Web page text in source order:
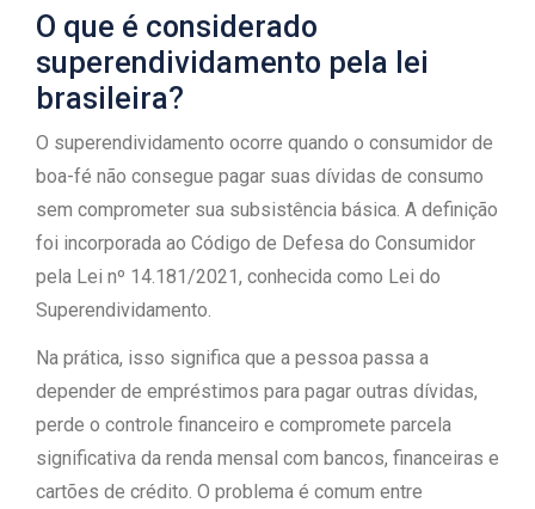
O que é considerado
superendividamento pela lei
brasileira?
O superendividamento ocorre quando o consumidor de
boa-fé não consegue pagar suas dívidas de consumo
sem comprometer sua subsistência básica. A definição
foi incorporada ao Código de Defesa do Consumidor
pela Lei nº 14.181/2021, conhecida como Lei do
Superendividamento.
Na prática, isso significa que a pessoa passa a
depender de empréstimos para pagar outras dívidas,
perde o controle financeiro e compromete parcela
significativa da renda mensal com bancos, financeiras e
cartões de crédito. O problema é comum entre